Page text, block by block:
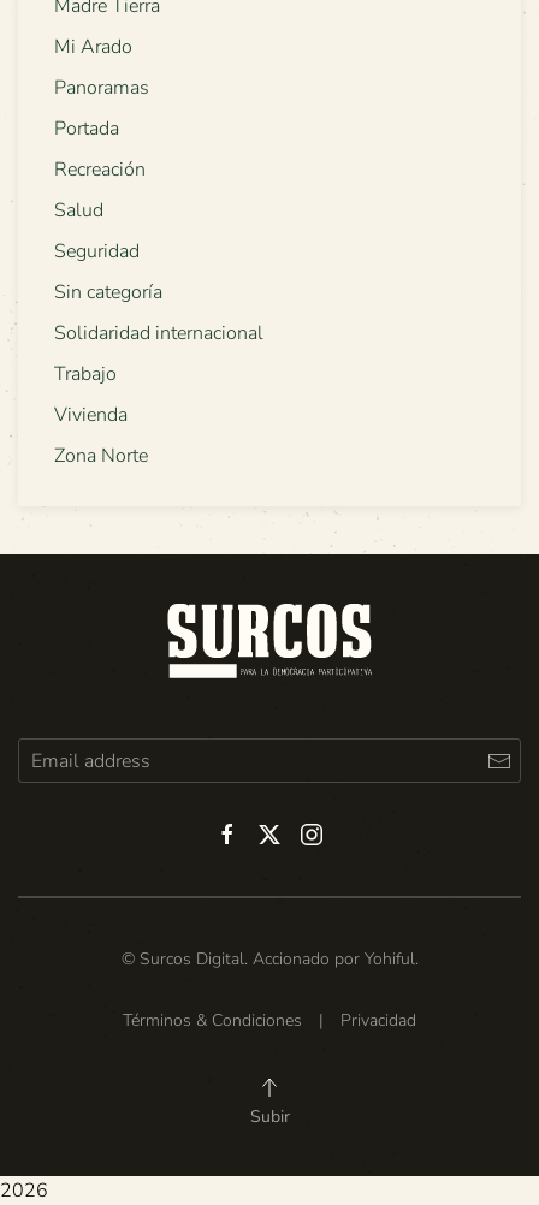
Madre Tierra
Mi Arado
Panoramas
Portada
Recreación
Salud
Seguridad
Sin categoría
Solidaridad internacional
Trabajo
Vivienda
Zona Norte
© Surcos Digital. Accionado por Yohiful.
Términos & Condiciones | Privacidad
Subir
2026